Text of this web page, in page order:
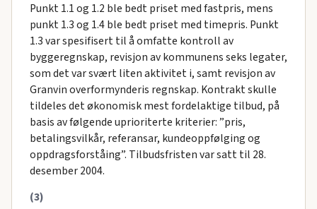
Punkt 1.1 og 1.2 ble bedt priset med fastpris, mens
punkt 1.3 og 1.4 ble bedt priset med timepris. Punkt
1.3 var spesifisert til å omfatte kontroll av
byggeregnskap, revisjon av kommunens seks legater,
som det var svært liten aktivitet i, samt revisjon av
Granvin overformynderis regnskap. Kontrakt skulle
tildeles det økonomisk mest fordelaktige tilbud, på
basis av følgende uprioriterte kriterier: ”pris,
betalingsvilkår, referansar, kundeoppfølging og
oppdragsforståing”. Tilbudsfristen var satt til 28.
desember 2004.
(3)